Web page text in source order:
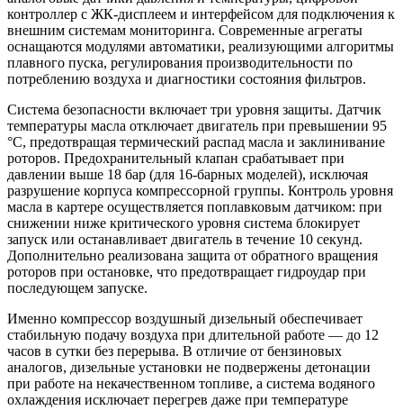
контроллер с ЖК-дисплеем и интерфейсом для подключения к
внешним системам мониторинга. Современные агрегаты
оснащаются модулями автоматики, реализующими алгоритмы
плавного пуска, регулирования производительности по
потреблению воздуха и диагностики состояния фильтров.
Система безопасности включает три уровня защиты. Датчик
температуры масла отключает двигатель при превышении 95
°C, предотвращая термический распад масла и заклинивание
роторов. Предохранительный клапан срабатывает при
давлении выше 18 бар (для 16-барных моделей), исключая
разрушение корпуса компрессорной группы. Контроль уровня
масла в картере осуществляется поплавковым датчиком: при
снижении ниже критического уровня система блокирует
запуск или останавливает двигатель в течение 10 секунд.
Дополнительно реализована защита от обратного вращения
роторов при остановке, что предотвращает гидроудар при
последующем запуске.
Именно компрессор воздушный дизельный обеспечивает
стабильную подачу воздуха при длительной работе — до 12
часов в сутки без перерыва. В отличие от бензиновых
аналогов, дизельные установки не подвержены детонации
при работе на некачественном топливе, а система водяного
охлаждения исключает перегрев даже при температуре